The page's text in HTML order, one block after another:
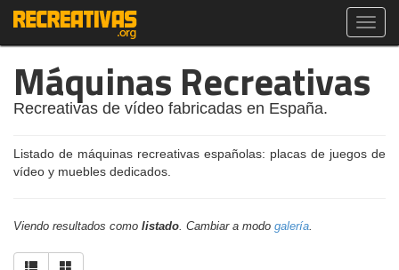
Máquinas Recreativas
Recreativas de vídeo fabricadas en España.
Listado de máquinas recreativas españolas: placas de juegos de
vídeo y muebles dedicados.
Viendo resultados como listado. Cambiar a modo galería.